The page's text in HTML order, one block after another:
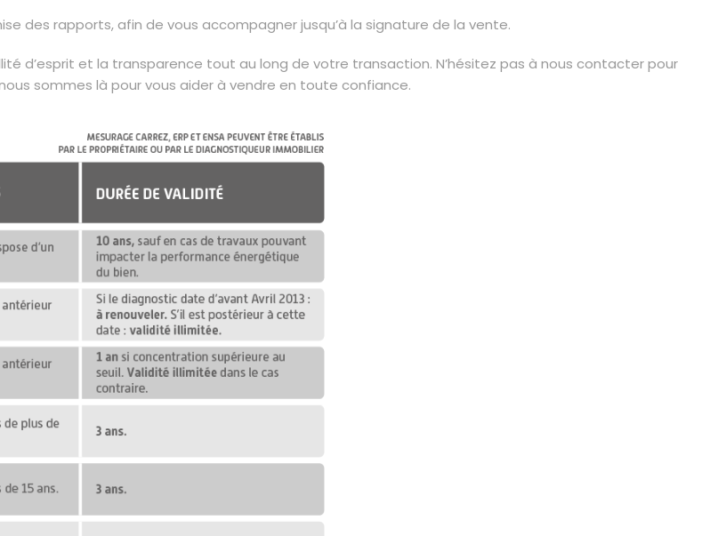
des rapports, afin de vous accompagner jusqu’à la signature de la vente.
d’esprit et la transparence tout au long de votre transaction. N’hésitez pas à nous contacter pour
sommes là pour vous aider à vendre en toute confiance.